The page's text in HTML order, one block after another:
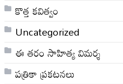
కొత్త కవిత్వం
Uncategorized
ఈ తరం సాహిత్య విమర్శ
పత్రికా ప్రకటనలు